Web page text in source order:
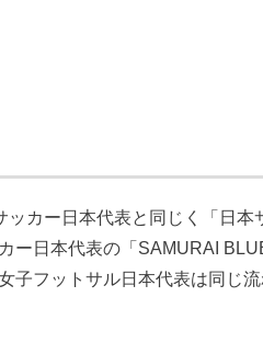
カー日本代表と同じく「日本
ー日本代表の「SAMURAI
子フットサル日本代表は同じ